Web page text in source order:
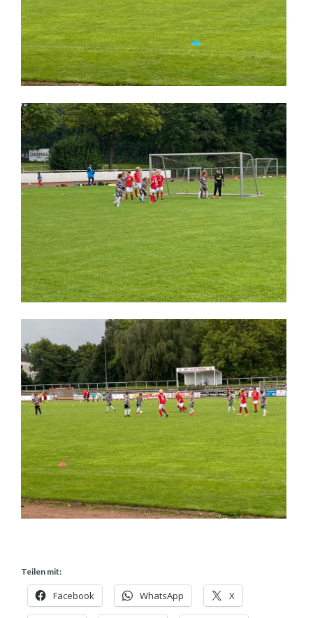
Teilen mit:
Facebook WhatsApp X